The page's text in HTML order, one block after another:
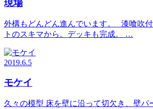
現場
外構もどんどん進んでいます。 漆喰吹
トのスキマから。デッキも完成。 …
2019.6.5
モケイ
久々の模型 床を壁に沿って切欠き、壁パ